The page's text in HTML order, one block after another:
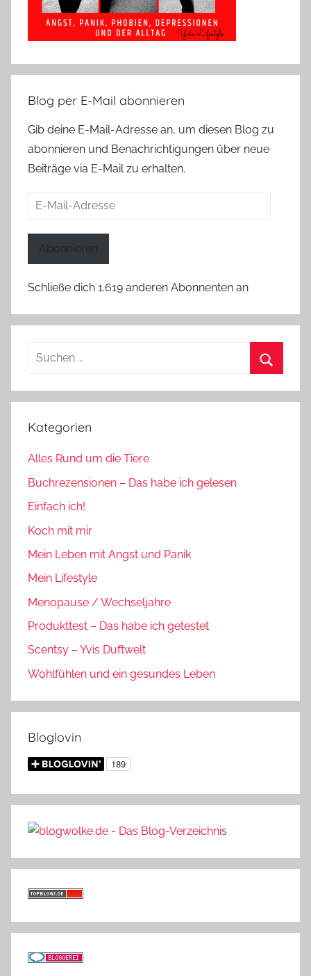
Blog per E-Mail abonnieren
Gib deine E-Mail-Adresse an, um diesen Blog zu
abonnieren und Benachrichtigungen über neue
Beiträge via E-Mail zu erhalten.
E-
Abonnieren
Schließe dich 1.619 anderen Abonnenten an
Suchen
Kategorien
Alles Rund um die Tiere
Buchrezensionen – Das habe ich gelesen
Einfach ich!
Koch mit mir
Mein Leben mit Angst und Panik
Mein Lifestyle
Menopause / Wechseljahre
Produkttest – Das habe ich getestet
Scentsy – Yvis Duftwelt
Wohlfühlen und ein gesundes Leben
Bloglovin